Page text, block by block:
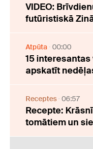
VIDEO:
futūristiskā
Atpūta 00:00
15
apskatīt
Receptes 06:57
Recepte:
tomātiem un